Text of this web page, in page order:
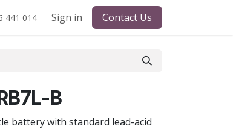
441 014 Sign in Contact Us
B
battery with standard lead-acid